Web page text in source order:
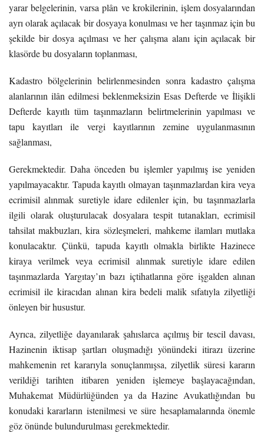
yarar belgelerinin, varsa plân ve krokilerinin, işlem dosyalarından
ayrı olarak açılacak bir dosyaya konulması ve her taşınmaz için bu
şekilde bir dosya açılması ve her çalışma alanı için açılacak bir
klasörde bu dosyaların toplanması,
Kadastro bölgelerinin belirlenmesinden sonra kadastro çalışma
alanlarının ilân edilmesi beklenmeksizin Esas Defterde ve İlişikli
Defterde kayıtlı tüm taşınmazların belirtmelerinin yapılması ve
tapu kayıtları ile vergi kayıtlarının zemine uygulanmasının
sağlanması,
Gerekmektedir. Daha önceden bu işlemler yapılmış ise yeniden
yapılmayacaktır. Tapuda kayıtlı olmayan taşınmazlardan kira veya
ecrimisil alınmak suretiyle idare edilenler için, bu taşınmazlarla
ilgili olarak oluşturulacak dosyalara tespit tutanakları, ecrimisil
tahsilat makbuzları, kira sözleşmeleri, mahkeme ilamları mutlaka
konulacaktır. Çünkü, tapuda kayıtlı olmakla birlikte Hazinece
kiraya verilmek veya ecrimisil alınmak suretiyle idare edilen
taşınmazlarda Yargıtay’ın bazı içtihatlarına göre işgalden alınan
ecrimisil ile kiracıdan alınan kira bedeli malik sıfatıyla zilyetliği
önleyen bir husustur.
Ayrıca, zilyetliğe dayanılarak şahıslarca açılmış bir tescil davası,
Hazinenin iktisap şartları oluşmadığı yönündeki itirazı üzerine
mahkemenin ret kararıyla sonuçlanmışsa, zilyetlik süresi kararın
verildiği tarihten itibaren yeniden işlemeye başlayacağından,
Muhakemat Müdürlüğünden ya da Hazine Avukatlığından bu
konudaki kararların istenilmesi ve süre hesaplamalarında önemle
göz önünde bulundurulması gerekmektedir.